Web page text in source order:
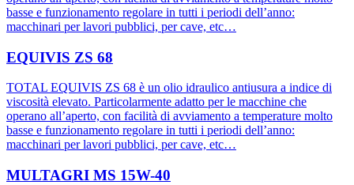
basse e funzionamento regolare in tutti i periodi dell’anno:
macchinari per lavori pubblici, per cave, etc…
EQUIVIS ZS 68
TOTAL EQUIVIS ZS 68 è un olio idraulico antiusura a indice di
viscosità elevato. Particolarmente adatto per le macchine che
operano all’aperto, con facilità di avviamento a temperature molto
basse e funzionamento regolare in tutti i periodi dell’anno:
macchinari per lavori pubblici, per cave, etc…
MULTAGRI MS 15W-40